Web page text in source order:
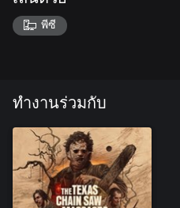
พีซี
ทำงานร่วมกับ